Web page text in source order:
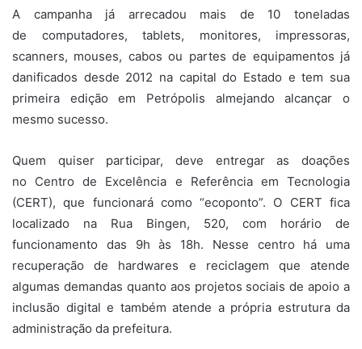
A campanha já arrecadou mais de 10 toneladas
de computadores, tablets, monitores, impressoras,
scanners, mouses, cabos ou partes de equipamentos já
danificados desde 2012 na capital do Estado e tem sua
primeira edição em Petrópolis almejando alcançar o
mesmo sucesso.
Quem quiser participar, deve entregar as doações
no Centro de Excelência e Referência em Tecnologia
(CERT), que funcionará como “ecoponto”. O CERT fica
localizado na Rua Bingen, 520, com horário de
funcionamento das 9h às 18h. Nesse centro há uma
recuperação de hardwares e reciclagem que atende
algumas demandas quanto aos projetos sociais de apoio a
inclusão digital e também atende a própria estrutura da
administração da prefeitura.